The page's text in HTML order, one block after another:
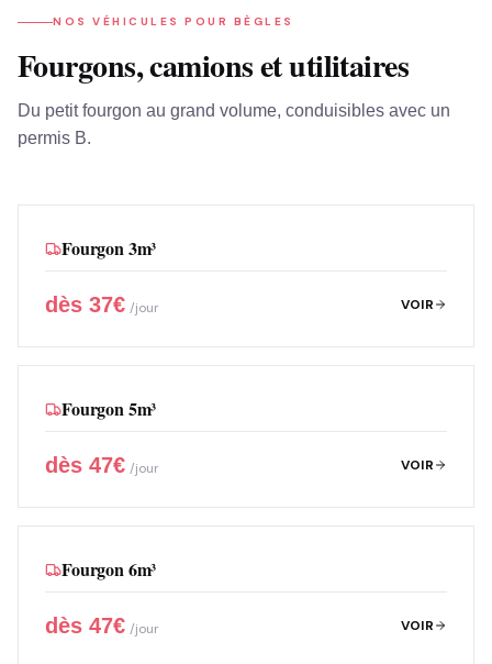
NOS VÉHICULES POUR BÈGLES
Fourgons, camions et utilitaires
Du petit fourgon au grand volume, conduisibles avec un
permis B.
Fourgon 3m³
dès 37€ /jour VOIR
Fourgon 5m³
dès 47€ /jour VOIR
Fourgon 6m³
dès 47€ /jour VOIR